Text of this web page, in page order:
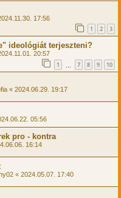
17:56
1 2 3
ideológiát terjeszteni?
20:57
1 7 8 9 10
« 2024.06.29. 19:17
05:56
pro - kontra
16:14
« 2024.05.07. 17:40